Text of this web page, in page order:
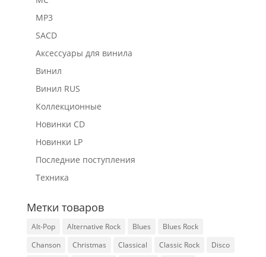
MP3
SACD
Аксессуары для винила
Винил
Винил RUS
Коллекционные
Новинки CD
Новинки LP
Последние поступления
Техника
Метки товаров
Alt-Pop Alternative Rock Blues
Blues Rock
Chanson
Christmas Classical Classic Rock
Disco